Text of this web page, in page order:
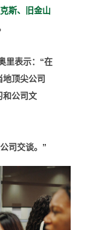
斯、旧金山
里表示：“在
顶尖公司
和公司文
司交谈。”